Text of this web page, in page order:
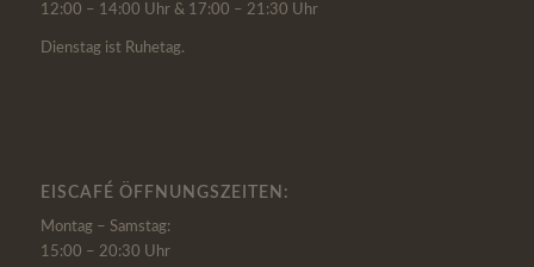
12:00 – 14:00 Uhr & 17:00 – 21:30 Uhr
Dienstag ist Ruhetag.
EISCAFÉ ÖFFNUNGSZEITEN:
Montag – Samstag:
15:00 – 20:30 Uhr